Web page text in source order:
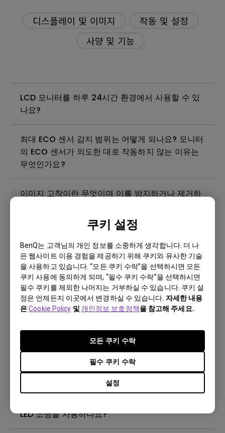
쿠키 설정
BenQ는 고객님의 개인 정보를 소중하게 생각합니다. 더 나
은 웹사이트 이용 경험을 제공하기 위해 쿠키와 유사한 기술
을 사용하고 있습니다. “모든 쿠키 수락”을 선택하시면 모든
쿠키 사용에 동의하게 되며, “필수 쿠키 수락”을 선택하시면
필수 쿠키를 제외한 나머지는 거부하실 수 있습니다. 쿠키 설
정은 언제든지 이곳에서 변경하실 수 있습니다. 자세한 내용
은Cookie Policy 및 개인정보 보호정책을 참고해 주세요.
설정
필수 쿠키 수락
모든 쿠키 수락
디스플레이 및 이미지
작동 및 설정
사양 및 기능
LCD 모니터를 하루 24시간 환경에서 사용할 수 있
나요?
최대 ECO 센서 감지 범위는 어떻게 되나요? 모니터
의 ECO 센서가 의도한 대로 작동하지 않는 이유는
무엇인가요?
이미지 고착이란 무엇이며 이를 방지하거나 제거하
모니터에 깜박임이 발생하는 이유는 무엇인가요?
벤큐 모니터를 청소, 소독 및 살균하는 가장 좋은 방
법은 무엇인가요?
벤큐 모니터를 사용하려면 Windows에 WHQL
(Windows Hardware Quality Labs) 드라이버를
설치해야 하나요? WHQL 드라이버의 업데이트 버
전이 있나요?
LED 조명을 사용하나요?